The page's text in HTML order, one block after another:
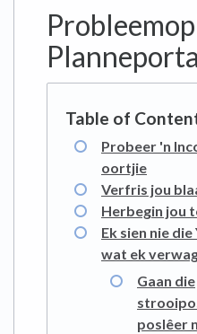
Probeer 'n
oortjie
Verfris jou
Herbegin jou
Ek sien nie
wat ek
Gaan die
poslêer